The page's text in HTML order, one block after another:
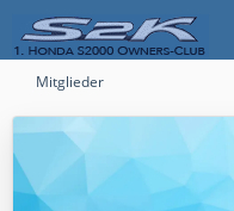
Mitglieder